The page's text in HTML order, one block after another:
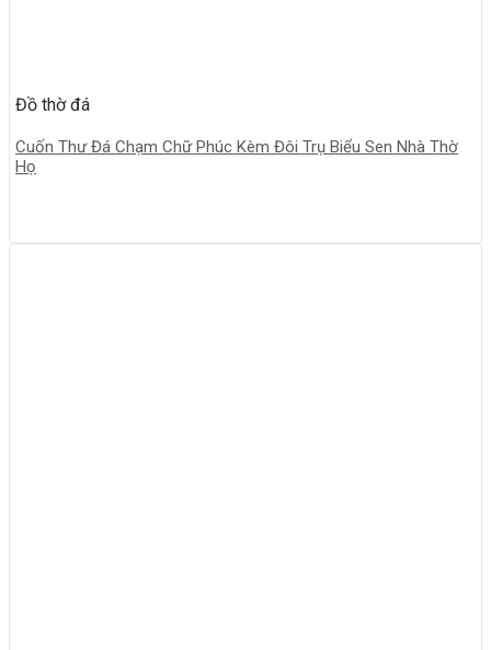
Đồ thờ đá
Cuốn Thư Đá Chạm Chữ Phúc Kèm Đôi Trụ Biểu Sen Nhà Thờ
Họ